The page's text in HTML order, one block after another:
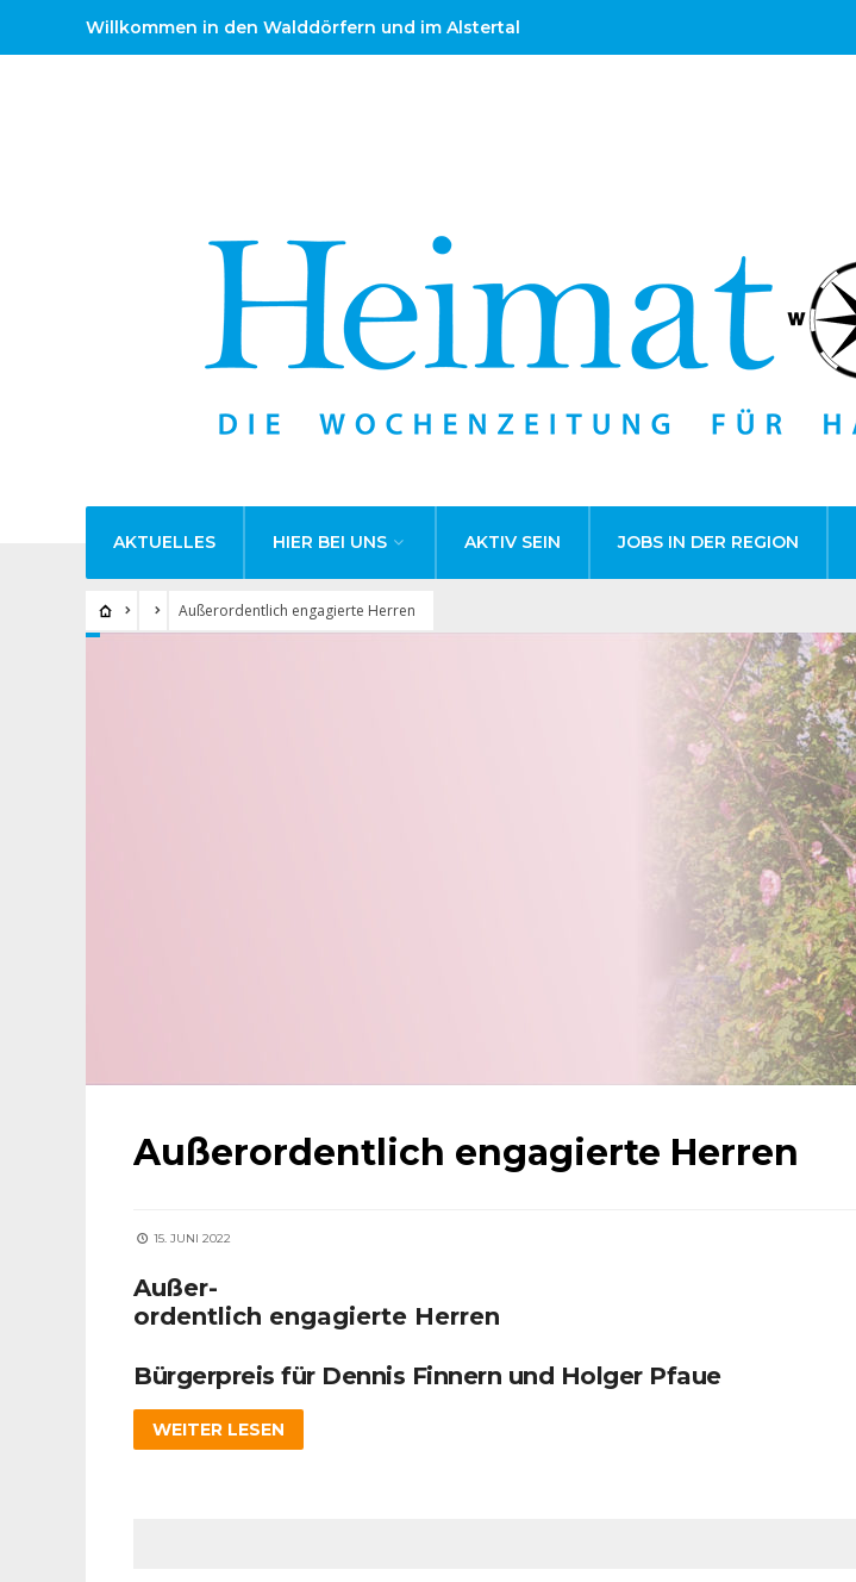
Willkommen in den Walddörfern und im Alstertal
AKTUELLES HIER BEI UNS AKTIV SEIN JOBS IN DER REGION
Außerordentlich engagierte Herren
Außerordentlich engagierte Herren
15. JUNI 2022
Außer-
ordentlich engagierte Herren
Bürgerpreis für Dennis Finnern und Holger Pfaue
WEITER LESEN